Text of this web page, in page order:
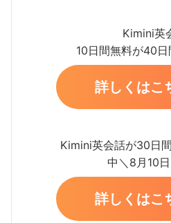
Kimini英
10日間無料が40
詳しくはこ
Kimini英会話が30日
中＼8月10
詳しくはこ